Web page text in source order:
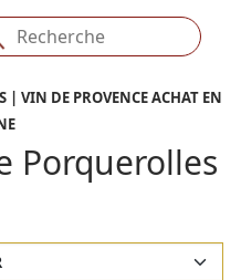
| VIN DE PROVENCE ACHAT EN
Porquerolles